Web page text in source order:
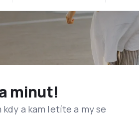
minut!
a kam letíte a my se